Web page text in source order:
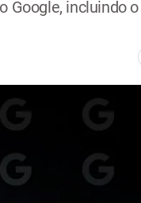
incluindo